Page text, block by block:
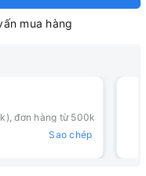
mua hàng
đơn hàng từ 500k
Sao chép